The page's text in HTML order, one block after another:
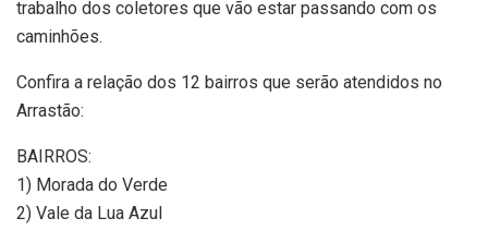
trabalho dos coletores que vão estar passando com os
caminhões.
Confira a relação dos 12 bairros que serão atendidos no
Arrastão:
BAIRROS:
1) Morada do Verde
2) Vale da Lua Azul